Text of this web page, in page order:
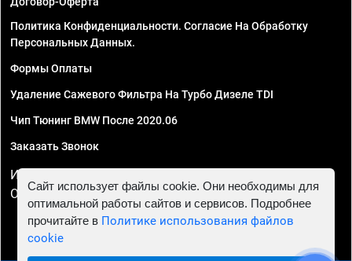
Политика Конфиденциальности. Согласие На Обработку
Персональных Данных.
Формы Оплаты
Удаление Сажевого Фильтра На Турбо Дизеле TDI
Чип Тюнинг BMW После 2020.06
Заказать Звонок
ИП Смирнов Георгий Павлович. ИНН 781302555843,
ОГРНИП 324470400032610
Сайт использует файлы cookie. Они необходимы для
оптимальной работы сайтов и сервисов. Подробнее
прочитайте в Политике использования файлов
cookie